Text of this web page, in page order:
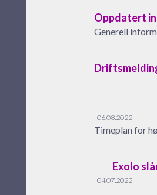
Oppdatert
Generell
| 06.08.2022
Timeplan for
Exolo
| 04.07.2022